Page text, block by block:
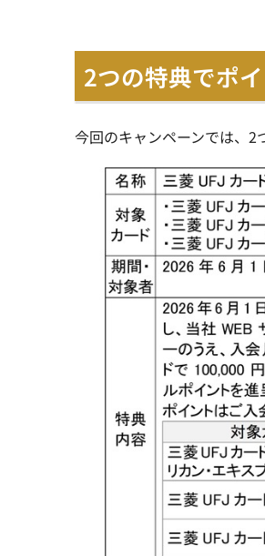
2つの特典でポ
今回のキャンペーンでは、2